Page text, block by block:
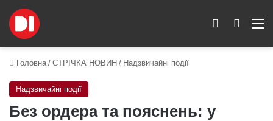
Пошук
Switch skin
Головна / СТРІЧКА НОВИН / Надзвичайні події
Надзвичайні події
Без ордера та пояснень: у